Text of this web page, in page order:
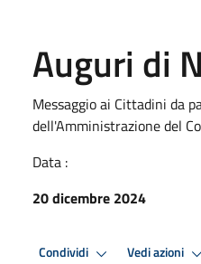
Auguri di
Messaggio ai Cittadini da
dell'Amministrazione del
Data :
20 dicembre 2024
Condividi Vedi azioni